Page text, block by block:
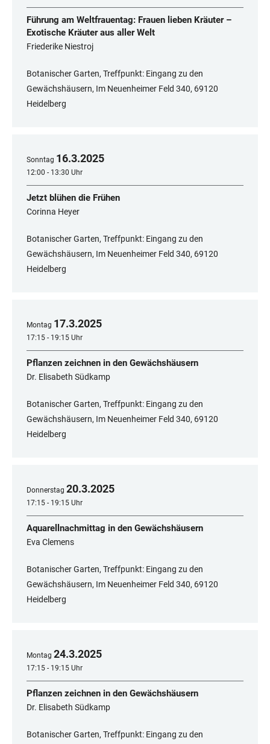
Führung am Weltfrauentag: Frauen lieben Kräuter –
Exotische Kräuter aus aller Welt
Friederike Niestroj
Botanischer Garten, Treffpunkt: Eingang zu den
Gewächshäusern, Im Neuenheimer Feld 340, 69120
Heidelberg
Sonntag 16.3.2025
12:00 - 13:30 Uhr
Jetzt blühen die Frühen
Corinna Heyer
Botanischer Garten, Treffpunkt: Eingang zu den
Gewächshäusern, Im Neuenheimer Feld 340, 69120
Heidelberg
Montag 17.3.2025
17:15 - 19:15 Uhr
Pflanzen zeichnen in den Gewächshäusern
Dr. Elisabeth Südkamp
Botanischer Garten, Treffpunkt: Eingang zu den
Gewächshäusern, Im Neuenheimer Feld 340, 69120
Heidelberg
Donnerstag 20.3.2025
17:15 - 19:15 Uhr
Aquarellnachmittag in den Gewächshäusern
Eva Clemens
Botanischer Garten, Treffpunkt: Eingang zu den
Gewächshäusern, Im Neuenheimer Feld 340, ​​​​​​​69120
Heidelberg
Montag 24.3.2025
17:15 - 19:15 Uhr
Pflanzen zeichnen in den Gewächshäusern
Dr. Elisabeth Südkamp
Botanischer Garten, Treffpunkt: Eingang zu den